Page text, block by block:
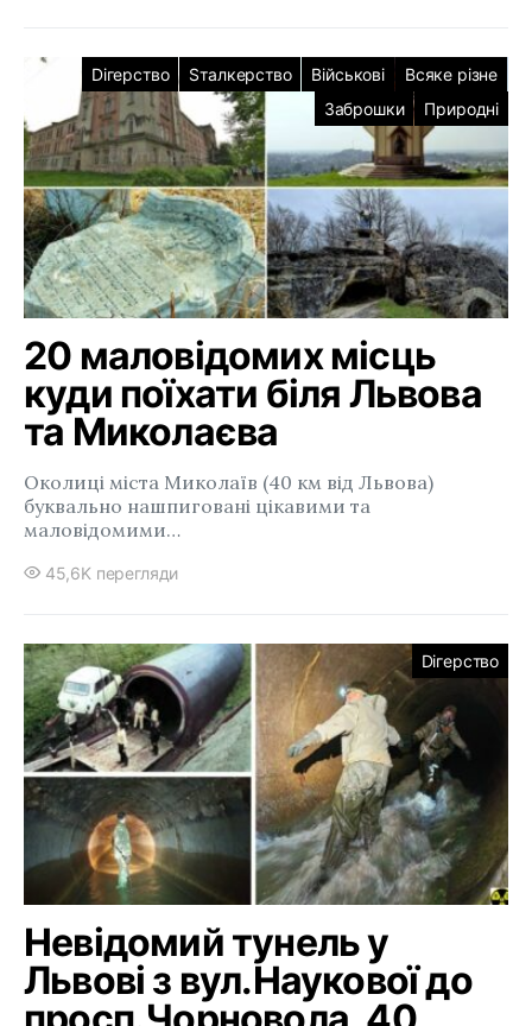
Dігерство Sталкерство Військові
Всяке різне
Заброшки
Природні
20 маловідомих місць
куди поїхати біля Львова
та Миколаєва
Околиці міста Миколаїв (40 км від Львова)
буквально нашпиговані цікавими та
маловідомими…
45,6K перегляди
Dігерство
Невідомий тунель у
Львові з вул.Наукової до